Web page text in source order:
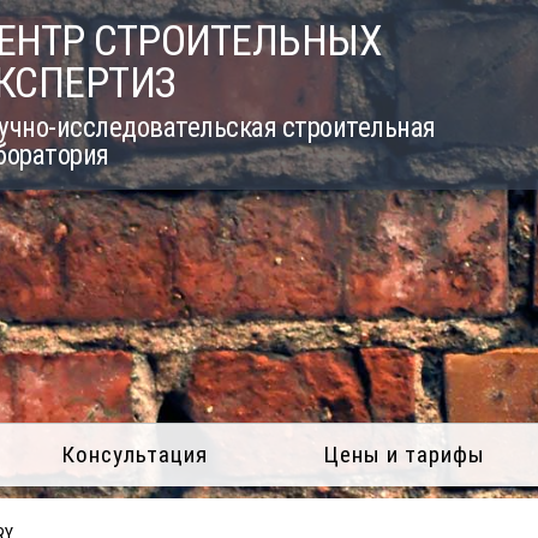
СТРОИТЕЛЬНЫХ
исследовательская строительная
Консультация Цены и тарифы